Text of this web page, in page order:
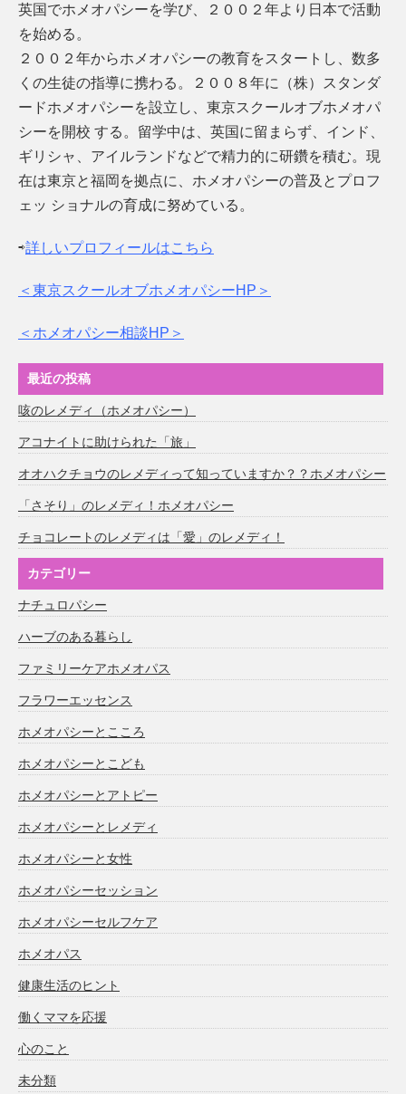
英国でホメオパシーを学び、２００２年より日本で活動
を始める。
２００２年からホメオパシーの教育をスタートし、数多
くの生徒の指導に携わる。２００８年に（株）スタンダ
ードホメオパシーを設立し、東京スクールオブホメオパ
シーを開校 する。留学中は、英国に留まらず、インド、
ギリシャ、アイルランドなどで精力的に研鑽を積む。現
在は東京と福岡を拠点に、ホメオパシーの普及とプロフ
ェッ ショナルの育成に努めている。
⇨詳しいプロフィールはこちら
＜東京スクールオブホメオパシーHP＞
＜ホメオパシー相談HP＞
最近の投稿
咳のレメディ（ホメオパシー）
アコナイトに助けられた「旅」
オオハクチョウのレメディって知っていますか？？ホメオパシー
「さそり」のレメディ！ホメオパシー
チョコレートのレメディは「愛」のレメディ！
カテゴリー
ナチュロパシー
ハーブのある暮らし
ファミリーケアホメオパス
フラワーエッセンス
ホメオパシーとこころ
ホメオパシーとこども
ホメオパシーとアトピー
ホメオパシーとレメディ
ホメオパシーと女性
ホメオパシーセッション
ホメオパシーセルフケア
ホメオパス
健康生活のヒント
働くママを応援
心のこと
未分類